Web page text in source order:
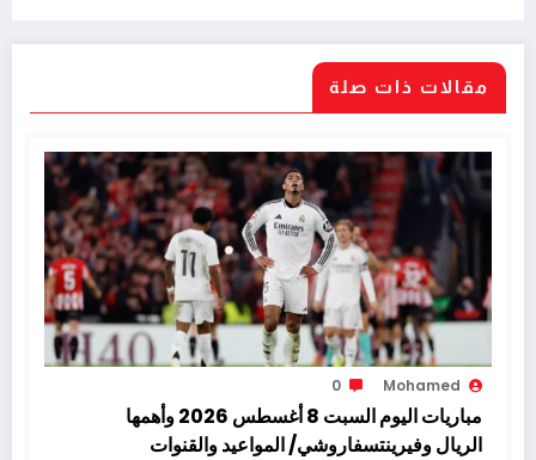
مقالات ذات صلة
Mohamed
0
مباريات اليوم السبت 8 أغسطس 2026 وأهمها
الريال وفيرينتسفاروشي/ المواعيد والقنوات